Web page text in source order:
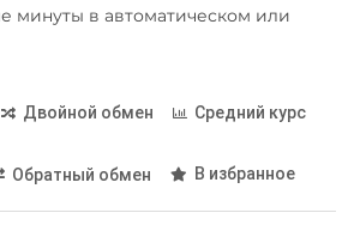
Starknet (STRK)
Stellar (XLM)
Sui
IDR
NGN RON
CZK
UAH
Ощадбанк UAH
Приват24
минуты в автоматическом или
Двойной обмен Средний курс
Обратный обмен В избранное